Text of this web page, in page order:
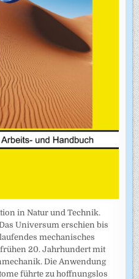
in Natur und Technik.
Universum erschien bis
mechanisches
20. Jahrhundert mit
Die Anwendung
führte zu hoffnungslos